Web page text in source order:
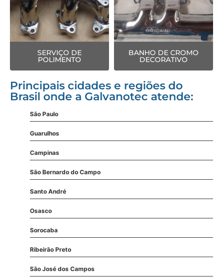
SERVIÇO DE
POLIMENTO
BANHO DE CROMO
DECORATIVO
Principais cidades e regiões do
Brasil onde a Galvanotec atende:
São Paulo
Guarulhos
Campinas
São Bernardo do Campo
Santo André
Osasco
Sorocaba
Ribeirão Preto
São José dos Campos